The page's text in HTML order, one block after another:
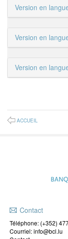
Version en
Version en
Version en
ACCUEIL
Contact
Téléphone: (+352)
Courriel: info@bcl.lu